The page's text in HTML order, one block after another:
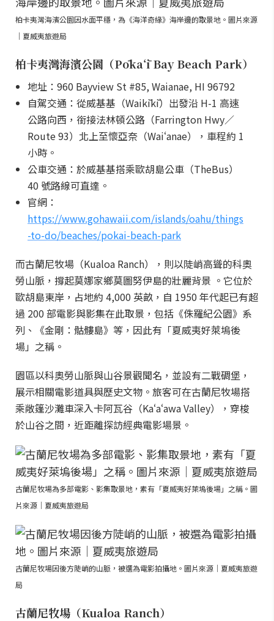
柏卡夷灣海濱公園因水面平穩，為《海洋奇緣》海岸邊的取景地。圖片來源
｜夏威夷旅遊局
柏卡夷灣海濱公園（Pōkaʻī Bay Beach Park）
地址：960 Bayview St #85, Waianae, HI 96792
自駕交通：從威基基（Waikīkī）出發沿 H-1 高速
公路向西，銜接法林頓公路（Farrington Hwy／
Route 93）北上至懷亞奈（Waiʻanae），車程約 1
小時。
公車交通：於威基基搭乘歐胡島公車（TheBus）
40 號路線可直達。
官網：
https://www.gohawaii.com/islands/oahu/things
-to-do/beaches/pokai-beach-park
而古蘭尼牧場（Kualoa Ranch），則以陡峭高聳的科奧
勞山脈，撐起莫娜家鄉莫圖努伊島的壯麗背景 。它位於
歐胡島東岸，占地約 4,000 英畝，自 1950 年代起已有超
過 200 部電影與影集在此取景，包括《侏羅紀公園》系
列、《金剛：骷髏島》等，因此有「夏威夷好萊塢後
場」之稱。
園區以科奧勞山脈與山谷景觀聞名，並設有二戰碉堡，
展示相關電影道具與歷史文物。旅客可在古蘭尼牧場搭
乘敞篷沙灘車深入卡阿瓦谷（Kaʻaʻawa Valley），穿梭
於山谷之間，近距離探訪經典電影場景。
古蘭尼牧場為多部電影、影集取景地，素有「夏威夷好萊塢後場」之稱。圖
片來源｜夏威夷旅遊局
古蘭尼牧場因後方陡峭的山脈，被選為電影拍攝地。圖片來源｜夏威夷旅遊
局
古蘭尼牧場（Kualoa Ranch）